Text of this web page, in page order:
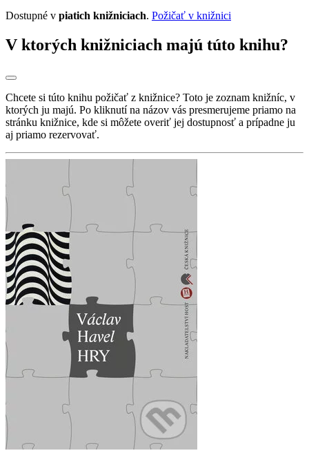
Dostupné v piatich knižniciach. Požičať v knižnici
V ktorých knižniciach majú túto knihu?
Chcete si túto knihu požičať z knižnice? Toto je zoznam knižníc, v
ktorých ju majú. Po kliknutí na názov vás presmerujeme priamo na
stránku knižnice, kde si môžete overiť jej dostupnosť a prípadne ju
aj priamo rezervovať.